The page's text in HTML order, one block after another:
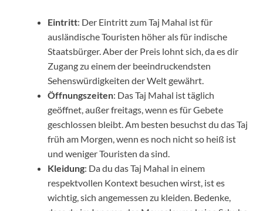
Eintritt: Der Eintritt zum Taj Mahal ist für
ausländische Touristen höher als für indische
Staatsbürger. Aber der Preis lohnt sich, da es dir
Zugang zu einem der beeindruckendsten
Sehenswürdigkeiten der Welt gewährt.
Öffnungszeiten: Das Taj Mahal ist täglich
geöffnet, außer freitags, wenn es für Gebete
geschlossen bleibt. Am besten besuchst du das Taj
früh am Morgen, wenn es noch nicht so heiß ist
und weniger Touristen da sind.
Kleidung: Da du das Taj Mahal in einem
respektvollen Kontext besuchen wirst, ist es
wichtig, sich angemessen zu kleiden. Bedenke,